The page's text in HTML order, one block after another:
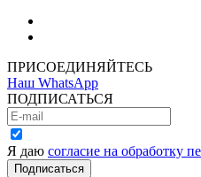
ПРИСОЕДИНЯЙТЕСЬ
Наш WhatsApp
ПОДПИСАТЬСЯ
Я даю согласие на обработку